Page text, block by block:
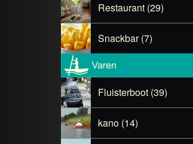
Restaurant (29)
Snackbar (7)
Fluisterboot (39)
kano (14)